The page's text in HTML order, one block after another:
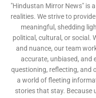
"Hindustan Mirror News" is
realities. We strive to
meaningful, shedding
political, cultural, or social.
and nuance, our team
accurate, unbiased, and
questioning, reflecting, and
a world of fleeting
stories that stay. Because